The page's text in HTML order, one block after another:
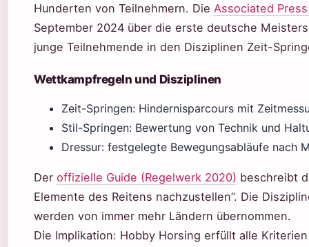
Hunderten von Teilnehmern. Die Associated
September 2024 über die erste deutsche
junge Teilnehmende in den Disziplinen Zeit-
Wettkampfregeln und Disziplinen
Zeit-Springen: Hindernisparcours mit
Stil-Springen: Bewertung von Technik und
Dressur: festgelegte Bewegungsabläufe nach
Der offizielle Guide (Regelwerk 2020) beschreibt
Elemente des Reitens nachzustellen”. Die
werden von immer mehr Ländern übernommen.
Die Implikation: Hobby Horsing erfüllt alle